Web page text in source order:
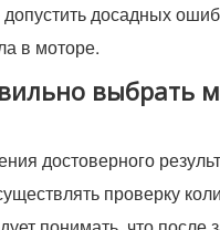
досадных
в моторе.
выбрать
достоверного
проверку